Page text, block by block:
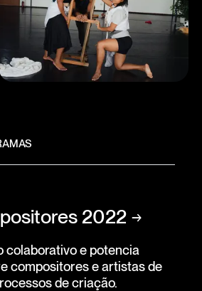
2022 →
colaborativo e potencia
compositores e artistas de
de criação.